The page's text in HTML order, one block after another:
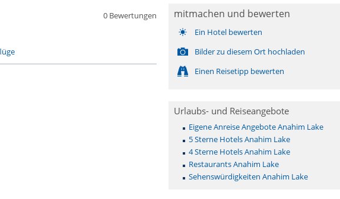
0 Bewertungen mitmachen und bewerten
Ein Hotel bewerten
Bilder zu diesem Ort hochladen
Einen Reisetipp bewerten
Urlaubs- und Reiseangebote
Eigene Anreise Angebote Anahim Lake
5 Sterne Hotels Anahim Lake
4 Sterne Hotels Anahim Lake
Restaurants Anahim Lake
Sehenswürdigkeiten Anahim Lake